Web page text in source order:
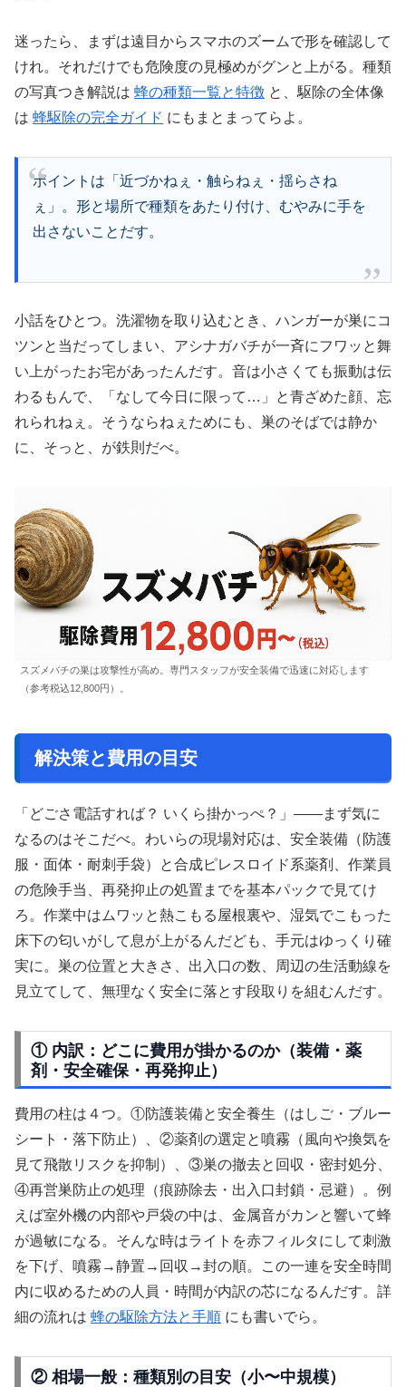
迷ったら、まずは遠目からスマホのズームで形を確認して
けれ。それだけでも危険度の見極めがグンと上がる。種類
の写真つき解説は 蜂の種類一覧と特徴 と、駆除の全体像
は 蜂駆除の完全ガイド にもまとまってらよ。
ポイントは「近づかねぇ・触らねぇ・揺らさね
ぇ」。形と場所で種類をあたり付け、むやみに手を
出さないことだす。
小話をひとつ。洗濯物を取り込むとき、ハンガーが巣にコ
ツンと当だってしまい、アシナガバチが一斉にフワッと舞
い上がったお宅があったんだす。音は小さくても振動は伝
わるもんで、「なして今日に限って…」と青ざめた顔、忘
れられねぇ。そうならねぇためにも、巣のそばでは静か
に、そっと、が鉄則だべ。
スズメバチの巣は攻撃性が高め。専門スタッフが安全装備で迅速に対応します
（参考税込12,800円）。
解決策と費用の目安
「どごさ電話すれば？ いくら掛かっぺ？」――まず気に
なるのはそこだべ。わいらの現場対応は、安全装備（防護
服・面体・耐刺手袋）と合成ピレスロイド系薬剤、作業員
の危険手当、再発抑止の処置までを基本パックで見てけ
ろ。作業中はムワッと熱こもる屋根裏や、湿気でこもった
床下の匂いがして息が上がるんだども、手元はゆっくり確
実に。巣の位置と大きさ、出入口の数、周辺の生活動線を
見立てして、無理なく安全に落とす段取りを組むんだす。
① 内訳：どこに費用が掛かるのか（装備・薬
剤・安全確保・再発抑止）
費用の柱は４つ。①防護装備と安全養生（はしご・ブルー
シート・落下防止）、②薬剤の選定と噴霧（風向や換気を
見て飛散リスクを抑制）、③巣の撤去と回収・密封処分、
④再営巣防止の処理（痕跡除去・出入口封鎖・忌避）。例
えば室外機の内部や戸袋の中は、金属音がカンと響いて蜂
が過敏になる。そんな時はライトを赤フィルタにして刺激
を下げ、噴霧→静置→回収→封の順。この一連を安全時間
内に収めるための人員・時間が内訳の芯になるんだす。詳
細の流れは 蜂の駆除方法と手順 にも書いでら。
② 相場一般：種類別の目安（小〜中規模）